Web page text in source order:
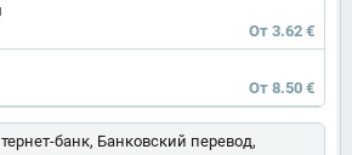
От 3.62 €
От 8.50 €
банк, Банковский перевод,